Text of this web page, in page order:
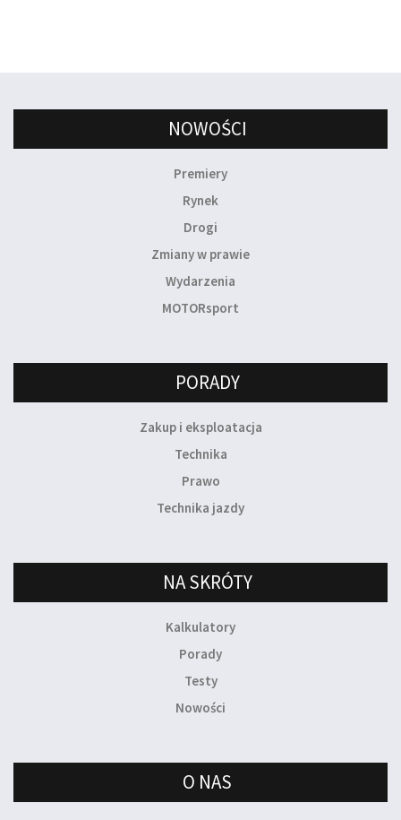
NOWOŚCI
Premiery
Rynek
Drogi
Zmiany w prawie
Wydarzenia
MOTORsport
PORADY
Zakup i eksploatacja
Technika
Prawo
Technika jazdy
NA SKRÓTY
Kalkulatory
Porady
Testy
Nowości
O NAS